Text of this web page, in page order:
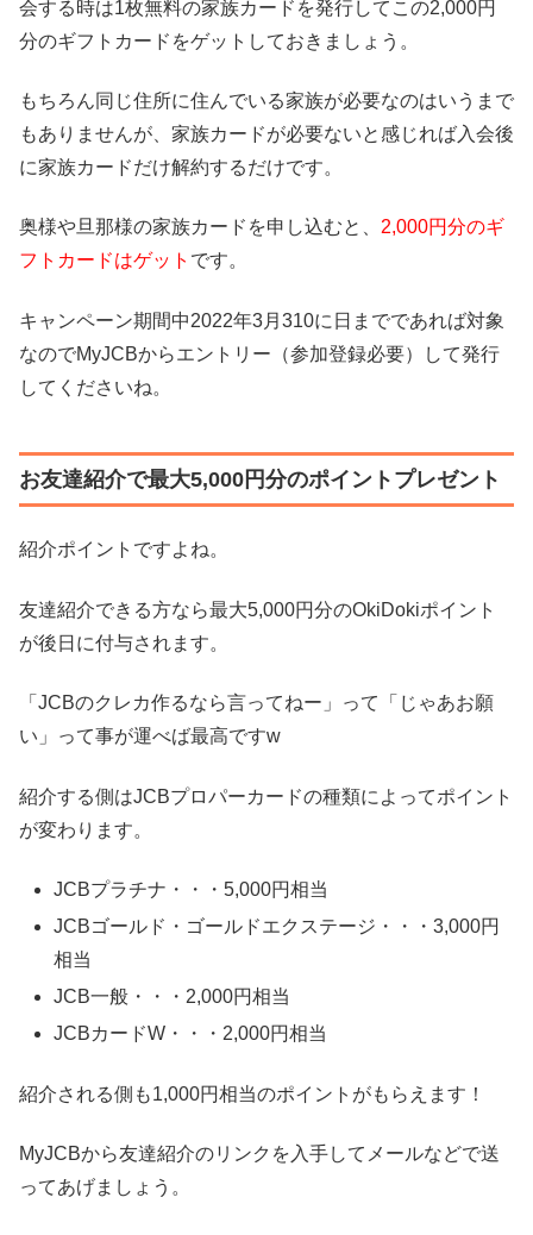
会する時は1枚無料の家族カードを発行してこの2,000円
分のギフトカードをゲットしておきましょう。
もちろん同じ住所に住んでいる家族が必要なのはいうまで
もありませんが、家族カードが必要ないと感じれば入会後
に家族カードだけ解約するだけです。
奥様や旦那様の家族カードを申し込むと、 2,000円分のギ
フトカードはゲット です。
キャンペーン期間中2022年3月310に日までであれば対象
なのでMyJCBからエントリー（参加登録必要）して発行
してくださいね。
お友達紹介で最大5,000円分のポイントプレゼント
紹介ポイントですよね。
友達紹介できる方なら最大5,000円分のOkiDokiポイント
が後日に付与されます。
「JCBのクレカ作るなら言ってねー」って「じゃあお願
い」って事が運べば最高ですw
紹介する側はJCBプロパーカードの種類によってポイント
が変わります。
JCBプラチナ・・・5,000円相当
JCBゴールド・ゴールドエクステージ・・・3,000円
相当
JCB一般・・・2,000円相当
JCBカードW・・・2,000円相当
紹介される側も1,000円相当のポイントがもらえます！
MyJCBから友達紹介のリンクを入手してメールなどで送
ってあげましょう。